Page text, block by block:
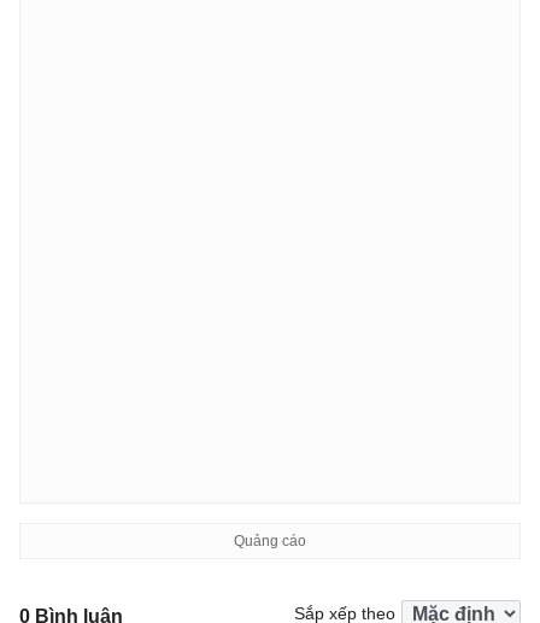
0 Bình luận Sắp xếp theo